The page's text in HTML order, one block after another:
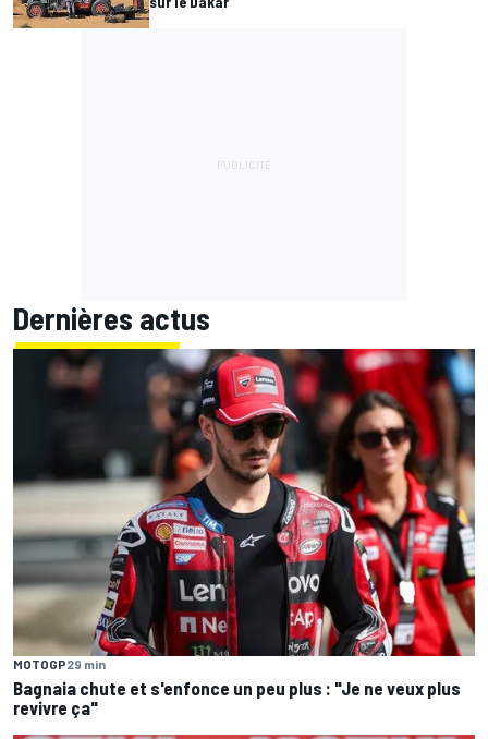
Dernières actus
MOTOGP29 min
Bagnaia chute et s'enfonce un peu plus : "Je ne veux plus
revivre ça"